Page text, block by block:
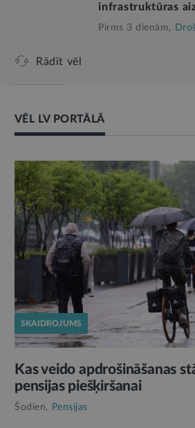
infrastruktūras
Pirms 3 dienām,
Rādīt vēl
VĒL LV PORTĀLĀ
SKAIDROJUMS
Kas veido apdrošināšanas
pensijas piešķiršanai
Šodien, Pensijas